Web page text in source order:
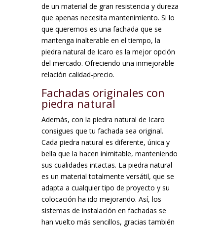
de un material de gran resistencia y dureza
que apenas necesita mantenimiento. Si lo
que queremos es una fachada que se
mantenga inalterable en el tiempo, la
piedra natural de Icaro es la mejor opción
del mercado. Ofreciendo una inmejorable
relación calidad-precio.
Fachadas originales con
piedra natural
Además, con la piedra natural de Icaro
consigues que tu fachada sea original.
Cada piedra natural es diferente, única y
bella que la hacen inimitable, manteniendo
sus cualidades intactas. La piedra natural
es un material totalmente versátil, que se
adapta a cualquier tipo de proyecto y su
colocación ha ido mejorando. Así, los
sistemas de instalación en fachadas se
han vuelto más sencillos, gracias también